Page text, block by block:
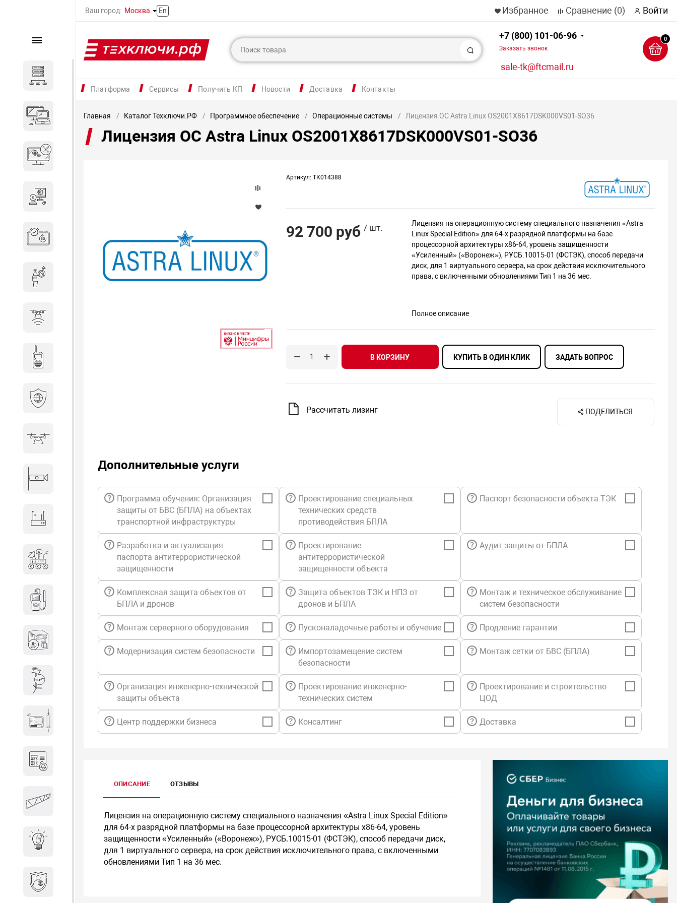
Ваш город: Москва En Избранное Сравнение (0) Войти
Поиск
+7 (800) 101-06-96
Заказать звонок
sale-tk@ftcmail.ru
0
Платформа Сервисы Получить КП Новости Доставка Контакты
Каталог
Компьютеры и ноутбуки
Комплектующие для
переговорных
Досмотровое оборудование
Сетевое оборудование
Дозиметрическое
Атомно-эмиссионные
спектрометры
Весы и весовое оборудование
Гидроакустическое
оборудование
Интерактивные решения
Главная Каталог Техключи.РФ Программное обеспечение Операционные системы Лицензия ОС Astra Linux OS2001X8617DSK000VS01-SO36
Лицензия ОС Astra Linux OS2001X8617DSK000VS01-SO36
Артикул: ТК014388
92 700 руб / шт.
Лицензия на операционную систему специального назначения «Astra
Linux Special Edition» для 64-х разрядной платформы на базе
процессорной архитектуры х86-64, уровень защищенности
«Усиленный» («Воронеж»), РУСБ.10015-01 (ФСТЭК), способ передачи
диск, для 1 виртуального сервера, на срок действия исключительного
права, с включенными обновлениями Тип 1 на 36 мес.
Полное описание
В КОРЗИНУ КУПИТЬ В ОДИН КЛИК ЗАДАТЬ ВОПРОС
Рассчитать лизинг ПОДЕЛИТЬСЯ
Дополнительные услуги
Программа обучения: Организация
защиты от БВС (БПЛА) на объектах
транспортной инфраструктуры
Проектирование специальных
технических средств
противодействия БПЛА
Паспорт безопасности объекта ТЭК
Разработка и актуализация
паспорта антитеррористической
защищенности
Проектирование
антитеррористической
защищенности объекта
Аудит защиты от БПЛА
Комплексная защита объектов от
БПЛА и дронов
Защита объектов ТЭК и НПЗ от
дронов и БПЛА
Монтаж и техническое обслуживание
систем безопасности
Монтаж серверного оборудования Пусконаладочные работы и обучение Продление гарантии
Модернизация систем безопасности
Импортозамещение систем
безопасности
Монтаж сетки от БВС (БПЛА)
Организация инженерно-технической
защиты объекта
Проектирование инженерно-
технических систем
Проектирование и строительство
ЦОД
Центр поддержки бизнеса Консалтинг Доставка
ОПИСАНИЕ ОТЗЫВЫ
Лицензия на операционную систему специального назначения «Astra Linux Special Edition»
для 64-х разрядной платформы на базе процессорной архитектуры х86-64, уровень
защищенности «Усиленный» («Воронеж»), РУСБ.10015-01 (ФСТЭК), способ передачи диск,
для 1 виртуального сервера, на срок действия исключительного права, с включенными
обновлениями Тип 1 на 36 мес.